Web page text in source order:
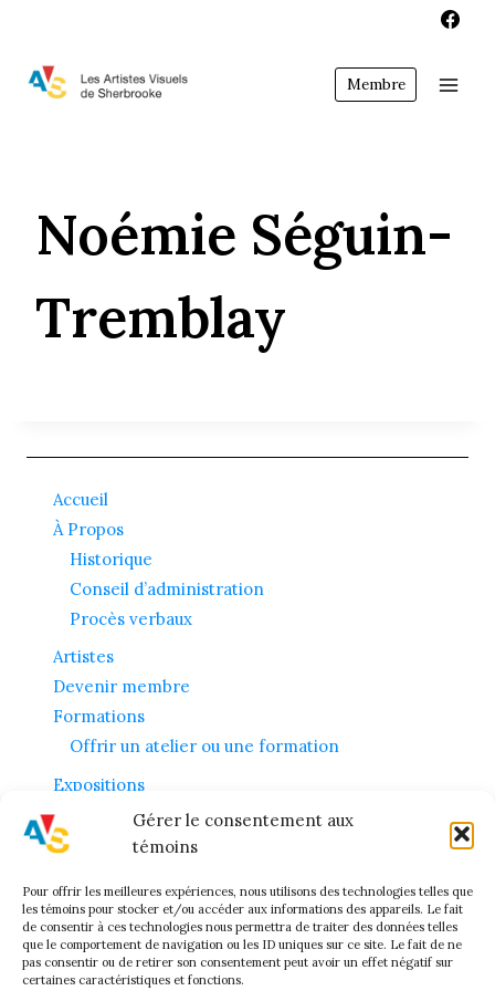
Gérer le consentement aux
témoins
Pour offrir les meilleures expériences, nous utilisons des technologies telles que
les témoins pour stocker et/ou accéder aux informations des appareils. Le fait
de consentir à ces technologies nous permettra de traiter des données telles
que le comportement de navigation ou les ID uniques sur ce site. Le fait de ne
pas consentir ou de retirer son consentement peut avoir un effet négatif sur
certaines caractéristiques et fonctions.
contenu
Membre
Noémie Séguin-
Tremblay
Accueil
À Propos
Historique
Conseil d’administration
Procès verbaux
Artistes
Devenir membre
Formations
Offrir un atelier ou une formation
Expositions
Contact
Politique de confidentialité
Membre
© 2026 Les Artistes Visuels de Sherbrooke